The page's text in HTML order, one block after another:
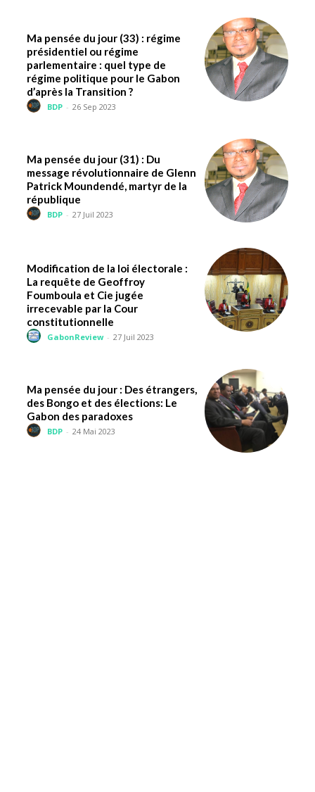
Ma pensée du jour (33) : régime
présidentiel ou régime
parlementaire : quel type de
régime politique pour le Gabon
d’après la Transition ?
BDP - 26 Sep 2023
Ma pensée du jour (31) : Du
message révolutionnaire de Glenn
Patrick Moundendé, martyr de la
république
BDP - 27 Juil 2023
Modification de la loi électorale :
La requête de Geoffroy
Foumboula et Cie jugée
irrecevable par la Cour
constitutionnelle
GabonReview - 27 Juil 2023
Ma pensée du jour : Des étrangers,
des Bongo et des élections: Le
Gabon des paradoxes
BDP - 24 Mai 2023